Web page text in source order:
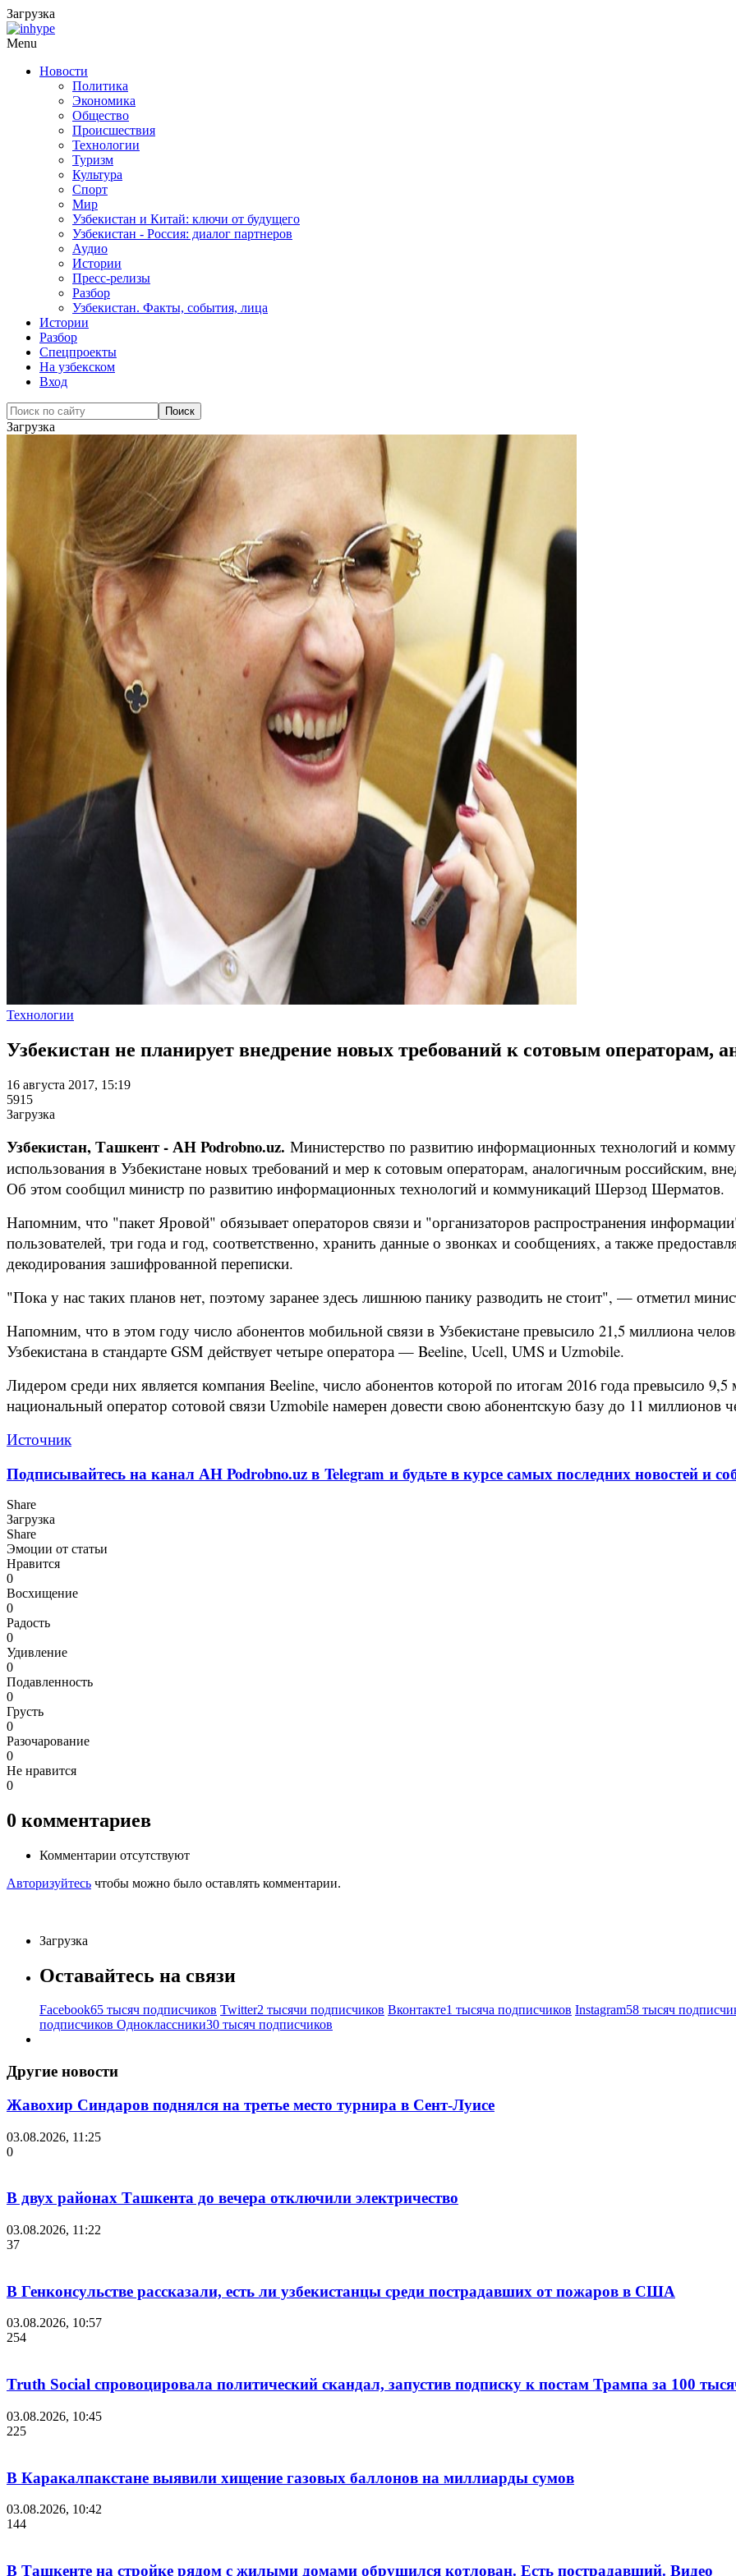
Загрузка
Menu
Новости
Политика
Экономика
Общество
Происшествия
Технологии
Туризм
Культура
Спорт
Мир
Узбекистан и Китай: ключи от будущего
Узбекистан - Россия: диалог партнеров
Аудио
Истории
Пресс-релизы
Разбор
Узбекистан. Факты, события, лица
Истории
Разбор
Спецпроекты
На узбекском
Вход
Загрузка
Технологии
Узбекистан не планирует внедрение новых требований к сотовым операторам,
16 августа 2017, 15:19
5915
Загрузка
Узбекистан, Ташкент - АН Podrobno.uz. Министерство по развитию информационных технологий и
использования в Узбекистане новых требований и мер к сотовым операторам, аналогичным российским,
Об этом сообщил министр по развитию информационных технологий и коммуникаций Шерзод Шерматов.
Напомним, что "пакет Яровой" обязывает операторов связи и "организаторов распространения
пользователей, три года и год, соответственно, хранить данные о звонках и сообщениях, а также
декодирования зашифрованной переписки.
"Пока у нас таких планов нет, поэтому заранее здесь лишнюю панику разводить не стоит", — отметил
Напомним, что в этом году число абонентов мобильной связи в Узбекистане превысило 21,5 миллиона
Узбекистана в стандарте GSM действует четыре оператора — Beeline, Ucell, UMS и Uzmobile.
Лидером среди них является компания Beeline, число абонентов которой по итогам 2016 года превысило
национальный оператор сотовой связи Uzmobile намерен довести свою абонентскую базу до 11 миллионов
Источник
Подписывайтесь на канал АН Podrobno.uz в Telegram и будьте в курсе самых последних новостей и
Share
Загрузка
Share
Эмоции от статьи
Нравится
0
Восхищение
0
Радость
0
Удивление
0
Подавленность
0
Грусть
0
Разочарование
0
Не нравится
0
0 комментариев
Комментарии отсутствуют
Авторизуйтесь чтобы можно было оставлять комментарии.
Загрузка
Оставайтесь на связи
Facebook65 тысяч подписчиков Twitter2 тысячи подписчиков Вконтакте1 тысяча подписчиков Instagram58 тысяч
подписчиков Одноклассники30 тысяч подписчиков
Другие новости
Жавохир Синдаров поднялся на третье место турнира в Сент-Луисе
03.08.2026, 11:25
0
В двух районах Ташкента до вечера отключили электричество
03.08.2026, 11:22
37
В Генконсульстве рассказали, есть ли узбекистанцы среди пострадавших от пожаров в США
03.08.2026, 10:57
254
Truth Social спровоцировала политический скандал, запустив подписку к постам Трампа за 100
03.08.2026, 10:45
225
В Каракалпакстане выявили хищение газовых баллонов на миллиарды сумов
03.08.2026, 10:42
144
В Ташкенте на стройке рядом с жилыми домами обрушился котлован. Есть пострадавший. Видео